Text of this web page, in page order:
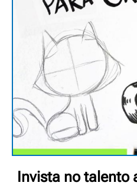
Invista no talento